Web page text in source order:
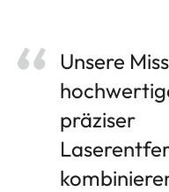
Unsere
präziser